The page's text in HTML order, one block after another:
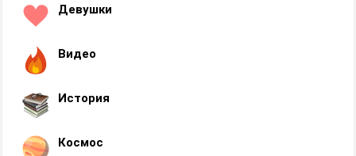
Девушки
Видео
История
Космос